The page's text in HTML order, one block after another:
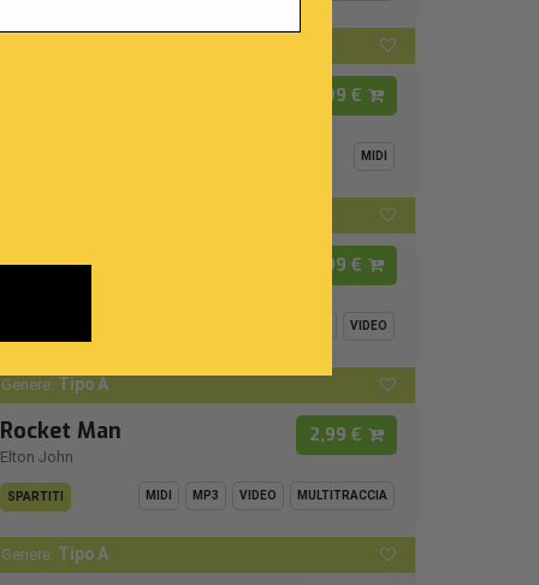
2,99 €
MIDI
Per Te 2,99 €
VIDEO
Genere: Tipo A
Rocket Man
Elton John
2,99 €
SPARTITI MIDI MP3 VIDEO MULTITRACCIA
Genere: Tipo A